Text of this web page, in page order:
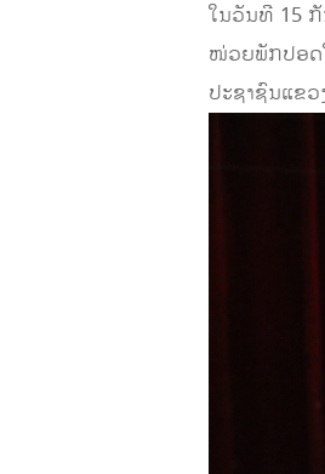
ໃນວັນທີ 15 ກັ
ໜ່ວຍພັກປອດ
ປະຊາຊົນແຂ